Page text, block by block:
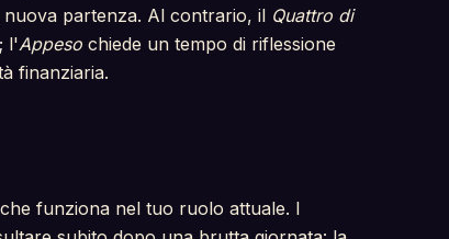
partenza. Al contrario, il Quattro di
l'Appeso chiede un tempo di riflessione
finanziaria.
funziona nel tuo ruolo attuale. I